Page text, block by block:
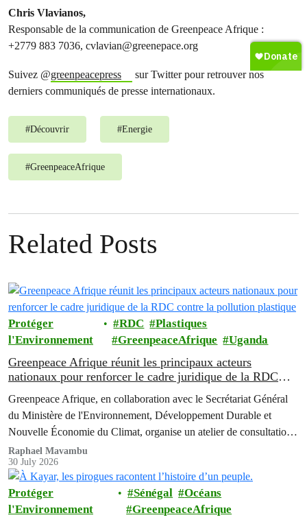
Chris Vlavianos,
Responsable de la communication de Greenpeace Afrique :
+2779 883 7036, cvlavian@greenepace.org
Suivez @greenpeacepress
sur Twitter pour retrouver nos
derniers communiqués de presse internationaux.
#Découvrir #Energie
#GreenpeaceAfrique
Related Posts
Protéger
l'Environnement
RDC
Plastiques
GreenpeaceAfrique
Uganda
Greenpeace Afrique réunit les principaux acteurs
nationaux pour renforcer le cadre juridique de la RDC
Greenpeace Afrique, en collaboration avec le Secrétariat Général
du Ministère de l'Environnement, Développement Durable et
Nouvelle Économie du Climat, organise un atelier de consultation
multipartite de deux jours afin de faire progresser les réformes
politiques destinées à lutter contre la crise grandissante de la
pollution liée aux emballages plastiques en République
Démocratique du Congo (RDC).
Raphael Mavambu
30 July 2026
Protéger
l'Environnement
Sénégal
Océans
GreenpeaceAfrique